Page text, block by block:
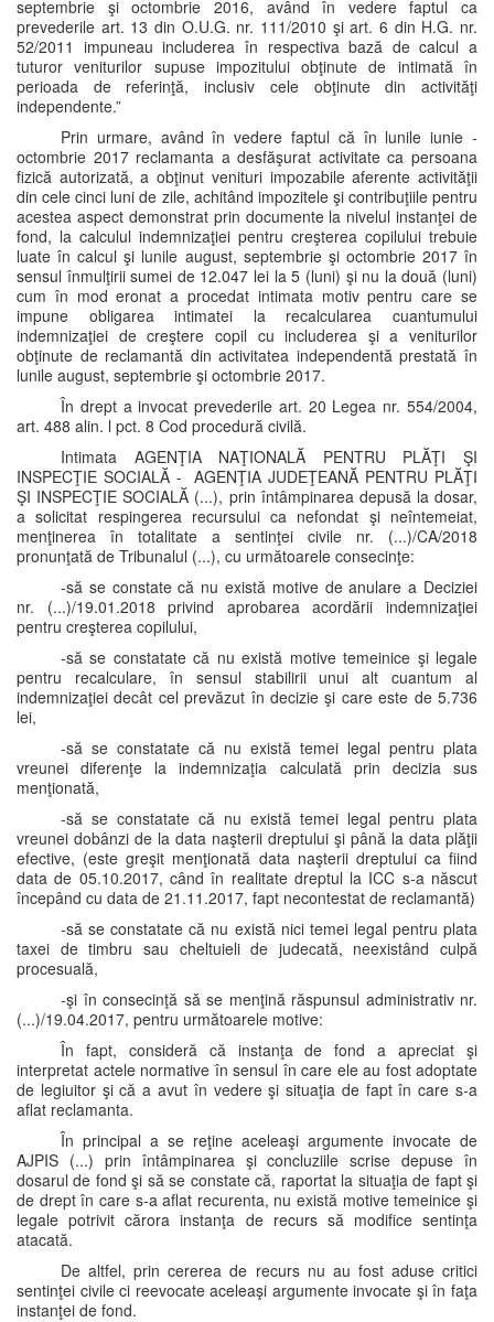
septembrie şi octombrie 2016, având în vedere faptul ca
prevederile art. 13 din O.U.G. nr. 111/2010 şi art. 6 din H.G. nr.
52/2011 impuneau includerea în respectiva bază de calcul a
tuturor veniturilor supuse impozitului obţinute de intimată în
perioada de referinţă, inclusiv cele obţinute din activităţi
independente.”
Prin urmare, având în vedere faptul că în lunile iunie -
octombrie 2017 reclamanta a desfăşurat activitate ca persoana
fizică autorizată, a obţinut venituri impozabile aferente activităţii
din cele cinci luni de zile, achitând impozitele şi contribuţiile pentru
acestea aspect demonstrat prin documente la nivelul instanţei de
fond, la calculul indemnizaţiei pentru creşterea copilului trebuie
luate în calcul şi lunile august, septembrie şi octombrie 2017 în
sensul înmulţirii sumei de 12.047 lei la 5 (luni) şi nu la două (luni)
cum în mod eronat a procedat intimata motiv pentru care se
impune obligarea intimatei la recalcularea cuantumului
indemnizaţiei de creştere copil cu includerea şi a veniturilor
obţinute de reclamantă din activitatea independentă prestată în
lunile august, septembrie şi octombrie 2017.
În drept a invocat prevederile art. 20 Legea nr. 554/2004,
art. 488 alin. l pct. 8 Cod procedură civilă.
Intimata AGENŢIA NAŢIONALĂ PENTRU PLĂŢI ŞI
INSPECŢIE SOCIALĂ - AGENŢIA JUDEŢEANĂ PENTRU PLĂŢI
ŞI INSPECŢIE SOCIALĂ (...), prin întâmpinarea depusă la dosar,
a solicitat respingerea recursului ca nefondat şi neîntemeiat,
menţinerea în totalitate a sentinţei civile nr. (...)/CA/2018
pronunţată de Tribunalul (...), cu următoarele consecinţe:
-să se constate că nu există motive de anulare a Deciziei
nr. (...)/19.01.2018 privind aprobarea acordării indemnizaţiei
pentru creşterea copilului,
-să se constatate că nu există motive temeinice şi legale
pentru recalculare, în sensul stabilirii unui alt cuantum al
indemnizaţiei decât cel prevăzut în decizie şi care este de 5.736
lei,
-să se constatate că nu există temei legal pentru plata
vreunei diferenţe la indemnizaţia calculată prin decizia sus
menţionată,
-să se constatate că nu există temei legal pentru plata
vreunei dobânzi de la data naşterii dreptului şi până la data plăţii
efective, (este greşit menţionată data naşterii dreptului ca fiind
data de 05.10.2017, când în realitate dreptul la ICC s-a născut
începând cu data de 21.11.2017, fapt necontestat de reclamantă)
-să se constatate că nu există nici temei legal pentru plata
taxei de timbru sau cheltuieli de judecată, neexistând culpă
procesuală,
-şi în consecinţă să se menţină răspunsul administrativ nr.
(...)/19.04.2017, pentru următoarele motive:
În fapt, consideră că instanţa de fond a apreciat şi
interpretat actele normative în sensul în care ele au fost adoptate
de legiuitor şi că a avut în vedere şi situaţia de fapt în care s-a
aflat reclamanta.
În principal a se reţine aceleaşi argumente invocate de
AJPIS (...) prin întâmpinarea şi concluziile scrise depuse în
dosarul de fond şi să se constate că, raportat la situaţia de fapt şi
de drept în care s-a aflat recurenta, nu există motive temeinice şi
legale potrivit cărora instanţa de recurs să modifice sentinţa
atacată.
De altfel, prin cererea de recurs nu au fost aduse critici
sentinţei civile ci reevocate aceleaşi argumente invocate şi în faţa
instanţei de fond.